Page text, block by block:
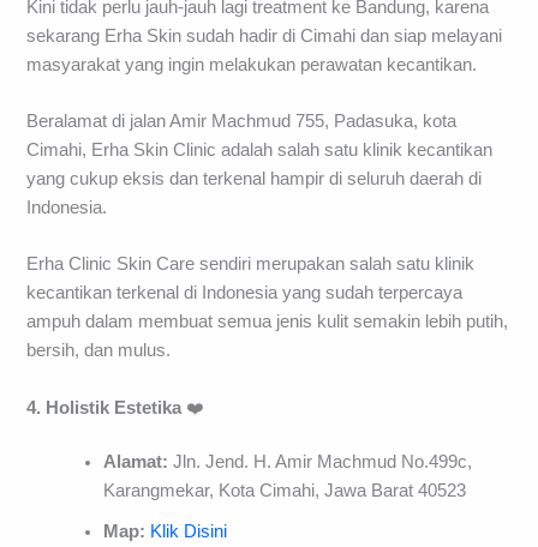
Kini tidak perlu jauh-jauh lagi treatment ke Bandung, karena
sekarang Erha Skin sudah hadir di Cimahi dan siap melayani
masyarakat yang ingin melakukan perawatan kecantikan.
Beralamat di jalan Amir Machmud 755, Padasuka, kota
Cimahi, Erha Skin Clinic adalah salah satu klinik kecantikan
yang cukup eksis dan terkenal hampir di seluruh daerah di
Indonesia.
Erha Clinic Skin Care sendiri merupakan salah satu klinik
kecantikan terkenal di Indonesia yang sudah terpercaya
ampuh dalam membuat semua jenis kulit semakin lebih putih,
bersih, dan mulus.
4. Holistik Estetika ❤️
Alamat: Jln. Jend. H. Amir Machmud No.499c,
Karangmekar, Kota Cimahi, Jawa Barat 40523
Map: Klik Disini